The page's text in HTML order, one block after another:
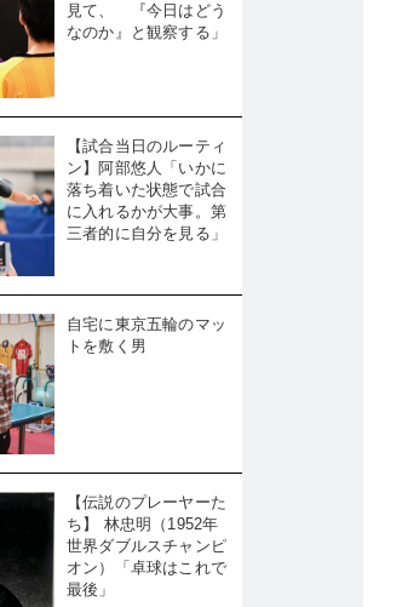
見て、 『今日はどう
なのか』と観察する」
【試合当日のルーティ
ン】阿部悠人「いかに
落ち着いた状態で試合
に入れるかが大事。第
三者的に自分を見る」
自宅に東京五輪のマッ
トを敷く男
【伝説のプレーヤーた
ち】 林忠明（1952年
世界ダブルスチャンピ
オン）「卓球はこれで
最後」